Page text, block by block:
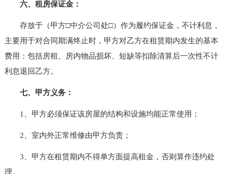
六、租房保证金：
存放于（甲方□中介公司处□）作为履约保证金，不计利息，
主要用于对合同期满终止时，甲方对乙方在租赁期内发生的基本
费用：包括房租、房内物品损坏、短缺等扣除清算后一次性不计
利息退回乙方。
七、甲方义务：
1、甲方必须保证该房屋的结构和设施均能正常使用；
2、室内外正常维修由甲方负责；
3、甲方在租赁期内不得单方面提高租金，否则算作违约处
理。